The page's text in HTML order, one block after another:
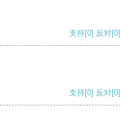
支持[0] 反对[0]
支持[0] 反对[0]